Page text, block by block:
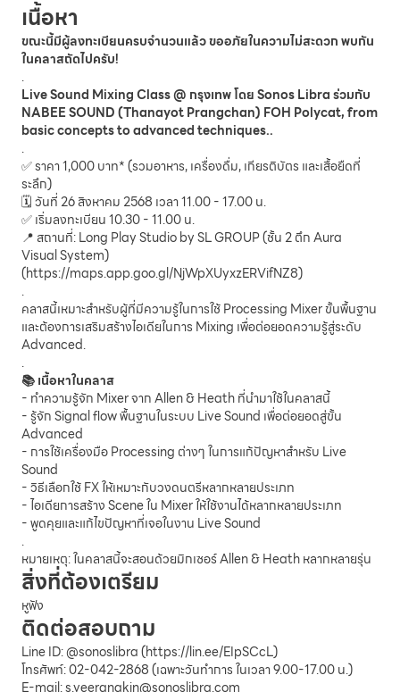
เนื้อหา
ขณะนี้มีผู้ลงทะเบียนครบจำนวนแล้ว ขออภัยในความไม่สะดวก พบกัน
ในคลาสถัดไปครับ!
.
Live Sound Mixing Class @ กรุงเทพ โดย Sonos Libra ร่วมกับ
NABEE SOUND (Thanayot Prangchan) FOH Polycat, from
basic concepts to advanced techniques..
.
✅ ราคา 1,000 บาท* (รวมอาหาร, เครื่องดื่ม, เกียรติบัตร และเสื้อยืดที่
ระลึก)
🗓 วันที่ 26 สิงหาคม 2568 เวลา 11.00 - 17.00 น.
✅ เริ่มลงทะเบียน 10.30 - 11.00 น.
📍 สถานที่: Long Play Studio by SL GROUP (ชั้น 2 ตึก Aura
Visual System)
(https://maps.app.goo.gl/NjWpXUyxzERVifNZ8)
.
คลาสนี้เหมาะสำหรับผู้ที่มีความรู้ในการใช้ Processing Mixer ขั้นพื้นฐาน
และต้องการเสริมสร้างไอเดียในการ Mixing เพื่อต่อยอดความรู้สู่ระดับ
Advanced.
.
📚 เนื้อหาในคลาส
- ทำความรู้จัก Mixer จาก Allen & Heath ที่นำมาใช้ในคลาสนี้
- รู้จัก Signal flow พื้นฐานในระบบ Live Sound เพื่อต่อยอดสู่ขั้น
Advanced
- การใช้เครื่องมือ Processing ต่างๆ ในการแก้ปัญหาสำหรับ Live
Sound
- วิธีเลือกใช้ FX ให้เหมาะกับวงดนตรีหลากหลายประเภท
- ไอเดียการสร้าง Scene ใน Mixer ให้ใช้งานได้หลากหลายประเภท
- พูดคุยและแก้ไขปัญหาที่เจอในงาน Live Sound
.
หมายเหตุ: ในคลาสนี้จะสอนด้วยมิกเซอร์ Allen & Heath หลากหลายรุ่น
สิ่งที่ต้องเตรียม
หูฟัง
ติดต่อสอบถาม
Line ID: @sonoslibra (https://lin.ee/EIpSCcL)
โทรศัพท์: 02-042-2868 (เฉพาะวันทำการ ในเวลา 9.00-17.00 น.)
E-mail:s.veeranakin@sonoslibra.com